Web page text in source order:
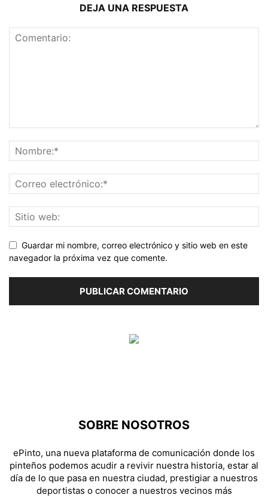
DEJA UNA RESPUESTA
Guardar mi nombre, correo electrónico y sitio web en este
navegador la próxima vez que comente.
SOBRE NOSOTROS
ePinto, una nueva plataforma de comunicación donde los
pinteños podemos acudir a revivir nuestra historia, estar al
día de lo que pasa en nuestra ciudad, prestigiar a nuestros
deportistas o conocer a nuestros vecinos más